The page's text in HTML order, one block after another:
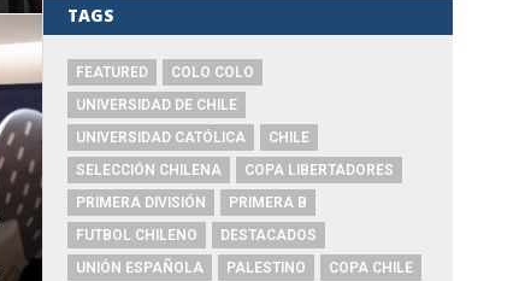
TAGS
FEATURED
COLO COLO
UNIVERSIDAD DE CHILE
UNIVERSIDAD CATÓLICA
CHILE
SELECCIÓN CHILENA
COPA LIBERTADORES
PRIMERA DIVISIÓN
PRIMERA B
FUTBOL CHILENO
DESTACADOS
UNIÓN ESPAÑOLA
PALESTINO
COPA CHILE